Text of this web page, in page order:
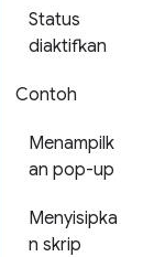
Status
diaktifkan
Contoh
Menampilk
an pop-up
Menyisipka
n skrip